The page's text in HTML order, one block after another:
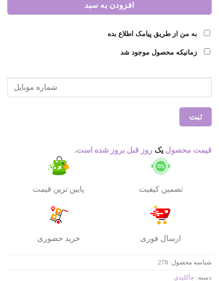
افزودن به سبد
به من از طریق پیامک اطلاع بده
زمانیکه محصول موجود شد
ثبت
قیمت محصول یک روز قبل بروز شده است.
تضمین کیفیت پایین ترین قیمت
ارسال فوری خرید حضوری
شناسه محصول: 278
دسته: جاکلیدی